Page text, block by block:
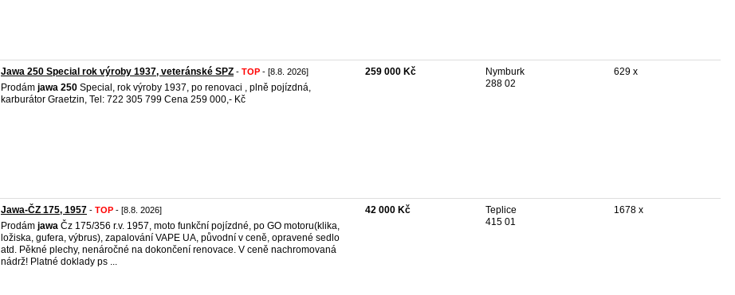
Jawa 250 Special rok výroby 1937, veteránské SPZ - TOP - [8.8. 2026]
Prodám jawa 250 Special, rok výroby 1937, po renovaci , plně pojízdná,
karburátor Graetzin, Tel: 722 305 799 Cena 259 000,- Kč
259 000 Kč
Nymburk
288 02
629 x
Jawa-ČZ 175, 1957 - TOP - [8.8. 2026]
Prodám jawa Čz 175/356 r.v. 1957, moto funkční pojízdné, po GO motoru(klika,
ložiska, gufera, výbrus), zapalování VAPE UA, původní v ceně, opravené sedlo
atd. Pěkné plechy, nenáročné na dokončení renovace. V ceně nachromovaná
nádrž! Platné doklady ps ...
42 000 Kč
Teplice
415 01
1678 x